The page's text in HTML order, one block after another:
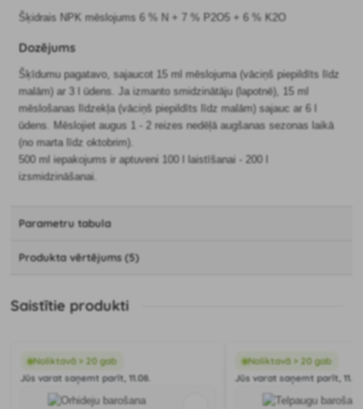
Šķidrais NPK mēslojums 6 % N + 7 % P2O5 + 6 % K2O
Dozējums
Šķīdumu pagatavo, sajaucot 15 ml mēslojuma (vāciņš piepildīts līdz
malām) ar 3 l ūdens. Ja izmanto smidzinātāju (lapotnē), 15 ml
mēslošanas līdzekļa (vāciņš piepildīts līdz malām) sajauc ar 6 l
ūdens. Mēslojiet augus 1 - 2 reizes nedēļā augšanas sezonas laikā
(no marta līdz oktobrim).
500 ml iepakojums ir aptuveni 100 l laistīšanai - 200 l
izsmidzināšanai.
Parametru tabula
Produkta vērtējums (5)
Saistītie produkti
Noliktavā > 20 gab
Jūs varat saņemt parīt, 11.08.
Noliktavā > 20 gab
Jūs varat saņemt parīt,